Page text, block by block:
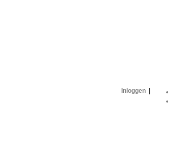
Inloggen